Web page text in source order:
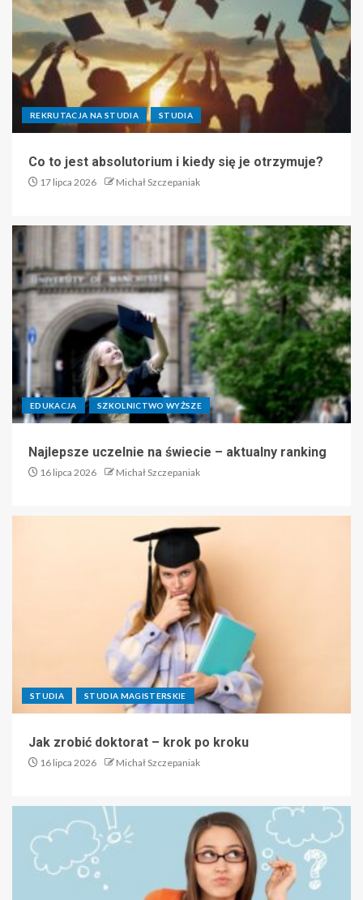
REKRUTACJA NA STUDIA STUDIA
Co to jest absolutorium i kiedy się je otrzymuje?
17 lipca 2026 Michał Szczepaniak
EDUKACJA SZKOLNICTWO WYŻSZE
Najlepsze uczelnie na świecie – aktualny ranking
16 lipca 2026 Michał Szczepaniak
STUDIA STUDIA MAGISTERSKIE
Jak zrobić doktorat – krok po kroku
16 lipca 2026 Michał Szczepaniak